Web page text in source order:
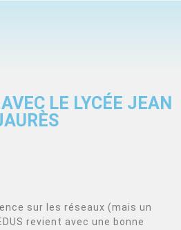
LE LYCÉE JEAN
sur les réseaux (mais un
revient avec une bonne